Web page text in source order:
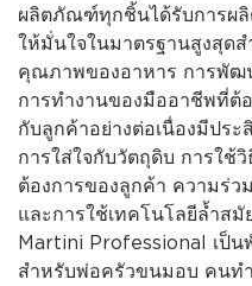
ผลิตภัณฑ์ทุกชิ้นได้รับการผ
ให้มั่นใจในมาตรฐานสูงสุด
คุณภาพของอาหาร การพัฒ
การทำงานของมืออาชีพที่ต้
กับลูกค้าอย่างต่อเนื่องมีปร
การใส่ใจกับวัตถุดิบ การใช้
ต้องการของลูกค้า ความร่ว
และการใช้เทคโนโลยีล้ำส
Martini Professional เป็น
สำหรับพ่อครัวขนมอบ คนท